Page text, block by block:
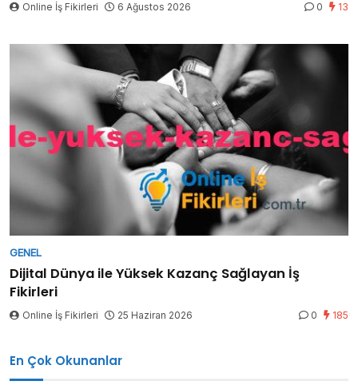
Online İş Fikirleri 6 Ağustos 2026 0 13
GENEL
Dijital Dünya ile Yüksek Kazanç Sağlayan İş
Fikirleri
Online İş Fikirleri 25 Haziran 2026 0 185
En Çok Okunanlar